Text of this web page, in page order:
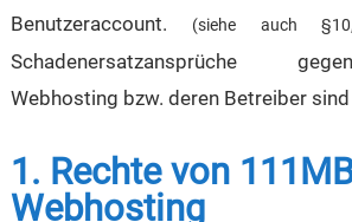
Benutzeraccount.
(siehe auch
Schadenersatzansprüche
Webhosting bzw. deren Betreiber
1. Rechte von
Webhosting